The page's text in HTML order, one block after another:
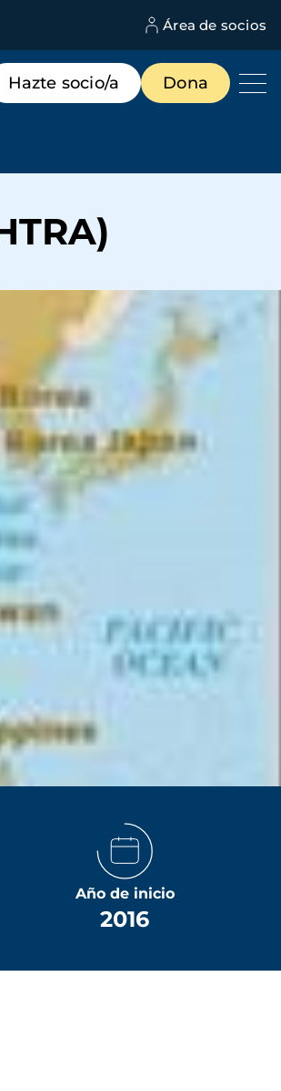
Área de socios
Hazte socio/a Dona
Año de inicio
2016